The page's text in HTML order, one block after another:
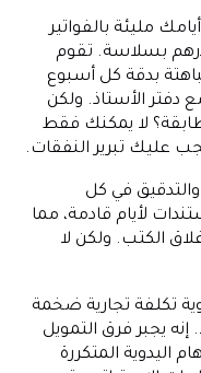
بطاقات الشركات
مليئة بالفواتير
درهم بسلاسة. تقوم
بدقة كل أسبوع
دفتر الأستاذ. ولكن
لا يمكنك فقط
عليك تبرير النفقات.
والتدقيق في كل
لأيام قادمة، مما
الكتب. ولكن لا
تكلفة تجارية ضخمة
يجبر فرق التمويل
اليدوية المتكررة